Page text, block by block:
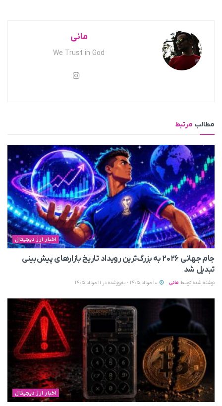
مانی
We Trust in God
مطالب مرتبط
اخبار ارز دیجیتال
جام جهانی ۲۰۲۶ به بزرگ‌ترین رویداد تاریخ بازارهای پیش‌بینی
تبدیل شد
نوشته شده توسط مانی
اخبار ارز دیجیتال